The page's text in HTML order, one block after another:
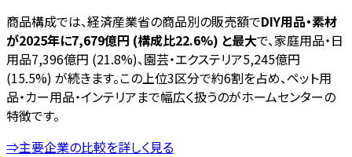
商品構成では、経済産業省の商品別の販売額でDIY用品・素材
が2025年に7,679億円 (構成比22.6%) と最大で、家庭用品・日
用品7,396億円 (21.8%)、園芸・エクステリア5,245億円
(15.5%) が続きます。この上位3区分で約6割を占め、ペット用
品・カー用品・インテリアまで幅広く扱うのがホームセンターの
特徴です。
⇒主要企業の比較を詳しく見る